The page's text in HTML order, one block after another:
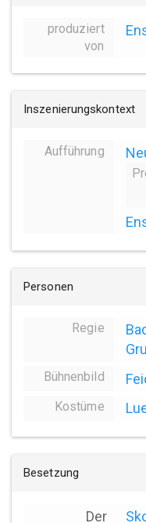
produziert
von
Inszenierungskontext
Aufführung
Personen
Regie
Bühnenbild
Kostüme
Besetzung
Der